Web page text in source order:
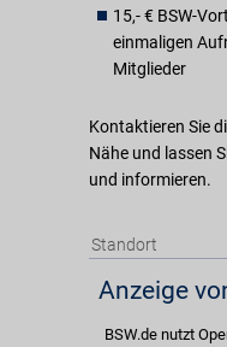
15,- € BSW-
einmaligen
Mitglieder
Kontaktieren Sie
Nähe und lassen
und informieren.
Standort
Anzeige
BSW.de nutzt